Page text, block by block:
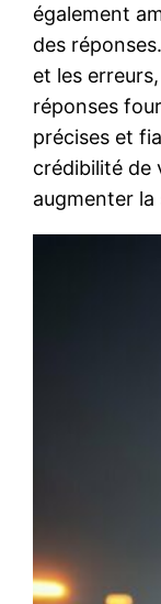
également
des
et les
réponses
précises et
crédibilité de
augmenter